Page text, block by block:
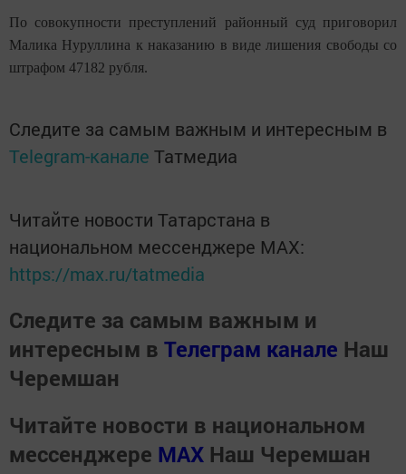
По совокупности преступлений районный суд приговорил
Малика Нуруллина к наказанию в виде лишения свободы со
штрафом 47182 рубля.
Следите за самым важным и интересным в
Telegram-канале Татмедиа
Читайте новости Татарстана в
национальном мессенджере MАХ:
https://max.ru/tatmedia
Следите за самым важным и
интересным в Телеграм канале Наш
Черемшан
Читайте новости в национальном
мессенджере MАХ Наш Черемшан